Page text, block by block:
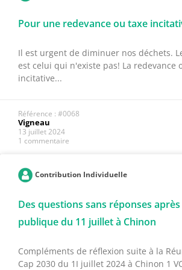
Pour une redevance ou taxe
Il est urgent de diminuer nos déchets.
est celui qui n'existe pas! La redevance
incitative...
Référence : #0068
Vigneau
13 juillet 2024
1 commentaire
Contribution Individuelle
Des questions sans réponses
publique du 11 juillet à Chinon
Compléments de réflexion suite à la
Cap 2030 du 1I juillet 2024 à Chinon 1